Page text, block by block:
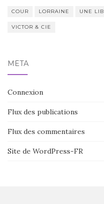
COUR LORRAINE UNE
VICTOR & CIE
MÉTA
Connexion
Flux des publications
Flux des commentaires
Site de WordPress-FR